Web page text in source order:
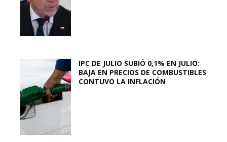
IPC DE JULIO SUBIÓ 0,1% EN JULIO:
BAJA EN PRECIOS DE COMBUSTIBLES
CONTUVO LA INFLACIÓN